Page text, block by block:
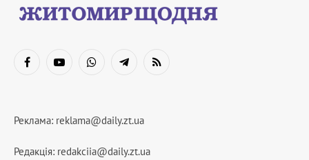
FacebookYouTubeWhatsAppTelegramRSS
Реклама: reklama@daily.zt.ua
Редакція: redakciia@daily.zt.ua